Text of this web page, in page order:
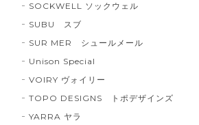
SOCKWELL ソックウェル
SUBU スブ
SUR MER シュールメール
Unison Special
VOIRY ヴォイリー
TOPO DESIGNS トポデザインズ
YARRA ヤラ